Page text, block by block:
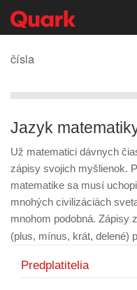
čísla
Jazyk
Už matematici dávnych
zápisy svojich myšlienok.
matematike sa musí
mnohých civilizáciách
mnohom podobná. Zápisy
(plus, mínus, krát, delené)
Predplatitelia